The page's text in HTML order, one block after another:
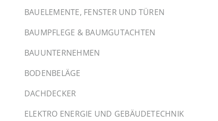
BAUELEMENTE, FENSTER UND TÜREN
BAUMPFLEGE & BAUMGUTACHTEN
BAUUNTERNEHMEN
BODENBELÄGE
DACHDECKER
ELEKTRO ENERGIE UND GEBÄUDETECHNIK